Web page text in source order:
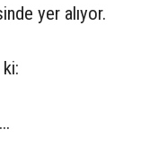
yer alıyor.
ki: